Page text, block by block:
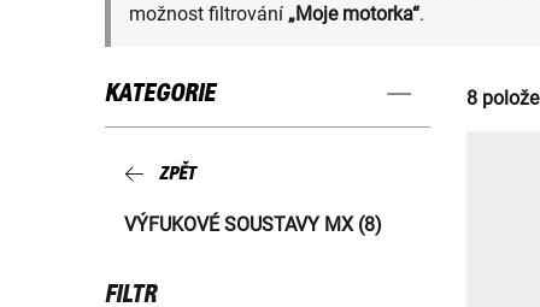
možnost filtrování „Moje motorka“.
KATEGORIE
ZPĚT
VÝFUKOVÉ SOUSTAVY MX (8)
FILTR
8